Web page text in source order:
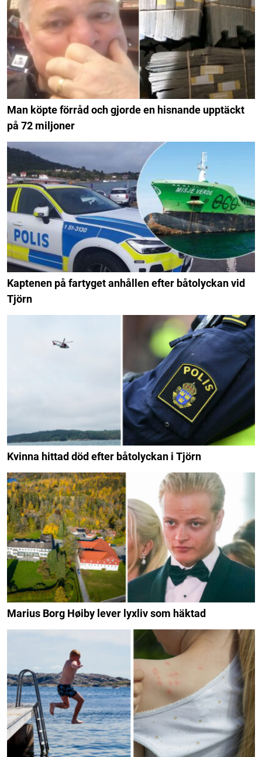
Man köpte förråd och gjorde en hisnande upptäckt
på 72 miljoner
Kaptenen på fartyget anhållen efter båtolyckan vid
Tjörn
Kvinna hittad död efter båtolyckan i Tjörn
Marius Borg Høiby lever lyxliv som häktad